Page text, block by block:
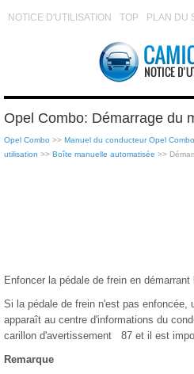
NOTICE D'UTILISATION TOP PLAN DU
Opel Combo: Démarrage du
Opel Combo >> Manuel du conducteur Opel Combo
utilisation >> Boîte manuelle automatisée >>
Enfoncer la pédale de frein en démarrant
Si la pédale de frein n'est pas enfoncée,
apparaît au centre d'informations du
carillon d'avertissement 87 et il est
Remarque